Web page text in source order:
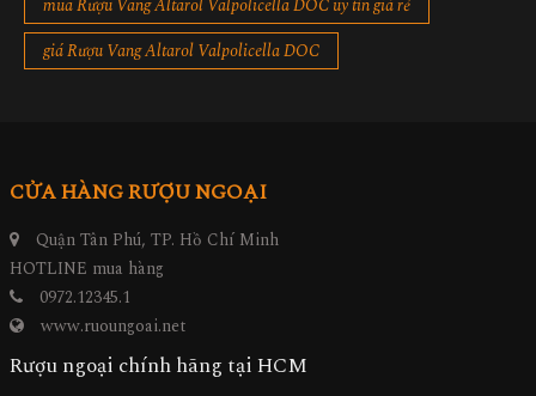
mua Rượu Vang Altarol Valpolicella DOC uy tín giá rẻ
giá Rượu Vang Altarol Valpolicella DOC
CỬA HÀNG RƯỢU NGOẠI
Quận Tân Phú, TP. Hồ Chí Minh
HOTLINE mua hàng
0972.12345.1
www.ruoungoai.net
Rượu ngoại chính hãng tại HCM